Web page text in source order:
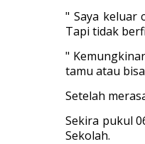
" Saya keluar
Tapi tidak
"
tamu atau
Setelah
Sekira pukul
Sekolah.